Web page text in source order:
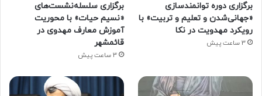
برگزاری دوره توانمندسازی
«جهانی‌شدن و تعلیم و تربیت» با
رویکرد مهدویت در نکا
3 ساعت پیش
برگزاری سلسله‌نشست‌های
«نسیم حیات» با محوریت
آموزش معارف مهدوی در
قائمشهر
3 ساعت پیش